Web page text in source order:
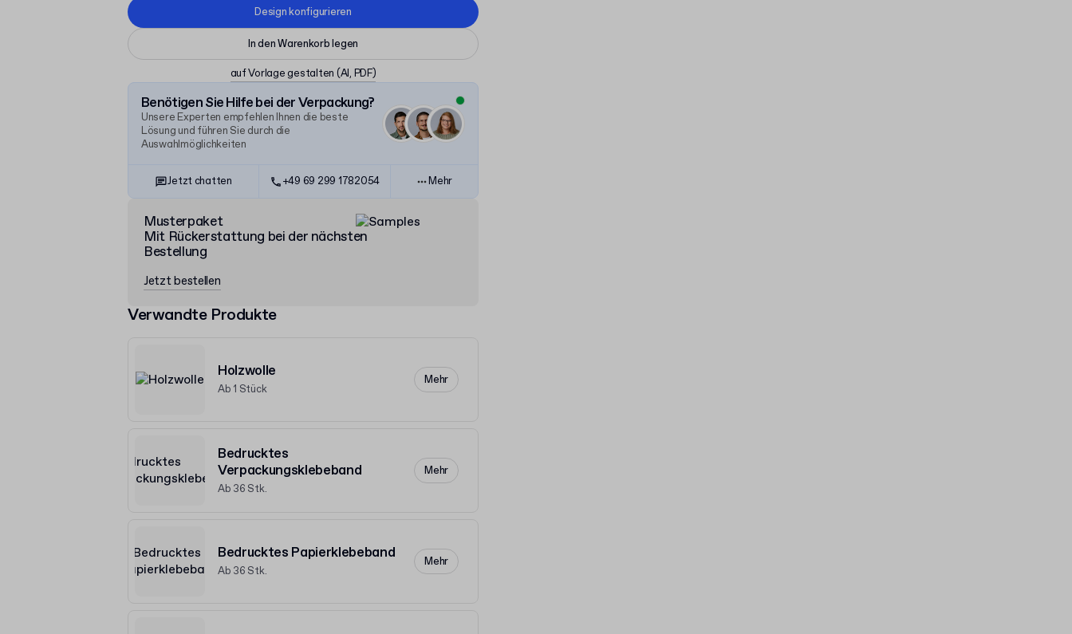
Design konfigurieren
auf Vorlage gestalten (AI, PDF)
In den Warenkorb legen
Benötigen Sie Hilfe bei der Verpackung?
Unsere Experten empfehlen Ihnen die beste
Lösung und führen Sie durch die
Auswahlmöglichkeiten
Jetzt chatten +49 69 299 1782054 Mehr
Musterpaket
Mit Rückerstattung bei der nächsten
Bestellung
Jetzt bestellen
Verwandte Produkte
Holzwolle
Ab 1 Stück
Mehr
Bedrucktes
Verpackungsklebeband
Ab 36 Stk.
Mehr
Bedrucktes Papierklebeband
Ab 36 Stk.
Mehr